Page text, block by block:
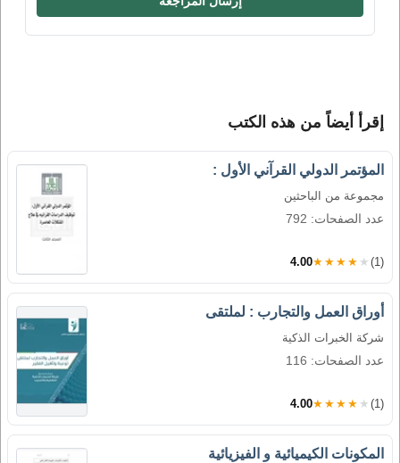
إقرأ أيضاً من هذه الكتب
المؤتمر الدولي القرآني الأول :
مجموعة من الباحثين
عدد الصفحات: 792
4.00★★★★★ (1)
أوراق العمل والتجارب : لملتقى
شركة الخبرات الذكية
عدد الصفحات: 116
4.00★★★★★ (1)
المكونات الكيميائية و الفيزيائية